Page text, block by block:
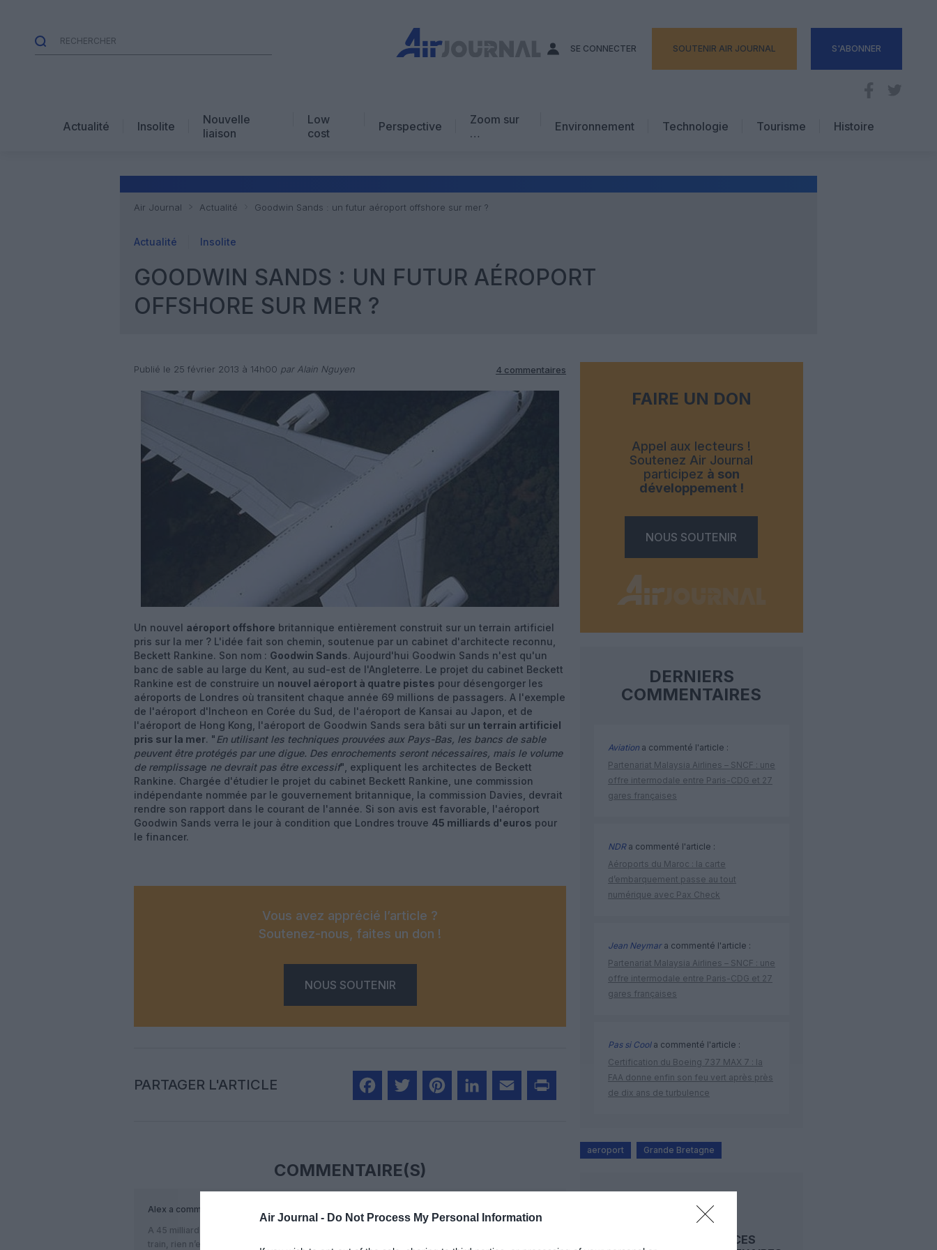
Air Journal - Do Not Process My Personal Information
SE CONNECTER SOUTENIR AIR JOURNAL S'ABONNER
Actualité Insolite
Nouvelle
liaison
Low
cost
Perspective
Zoom sur
…
Avis d’expert
Environnement Technologie
Tourisme
Hôtellerie
Histoire
Air Journal Actualité Goodwin Sands : un futur aéroport offshore sur mer ?
Actualité Insolite
GOODWIN SANDS : UN FUTUR AÉROPORT
OFFSHORE SUR MER ?
Publié le 25 février 2013 à 14h00 par Alain Nguyen 4 commentaires
Un nouvel aéroport offshore britannique entièrement construit sur un terrain artificiel
pris sur la mer ? L'idée fait son chemin, soutenue par un cabinet d'architecte reconnu,
Beckett Rankine. Son nom : Goodwin Sands. Aujourd'hui Goodwin Sands n'est qu'un
banc de sable au large du Kent, au sud-est de l'Angleterre. Le projet du cabinet Beckett
Rankine est de construire un nouvel aéroport à quatre pistes pour désengorger les
aéroports de Londres où transitent chaque année 69 millions de passagers. A l'exemple
de l'aéroport d'Incheon en Corée du Sud, de l'aéroport de Kansai au Japon, et de
l'aéroport de Hong Kong, l'aéroport de Goodwin Sands sera bâti sur un terrain artificiel
pris sur la mer. "En utilisant les techniques prouvées aux Pays-Bas, les bancs de sable
peuvent être protégés par une digue. Des enrochements seront nécessaires, mais le volume
de remplissage ne devrait pas être excessif", expliquent les architectes de Beckett
Rankine. Chargée d'étudier le projet du cabinet Beckett Rankine, une commission
indépendante nommée par le gouvernement britannique, la commission Davies, devrait
rendre son rapport dans le courant de l'année. Si son avis est favorable, l'aéroport
Goodwin Sands verra le jour à condition que Londres trouve 45 milliards d'euros pour
le financer.
Vous avez apprécié l’article ?
Soutenez-nous, faites un don !
NOUS SOUTENIR
PARTAGER L'ARTICLE
COMMENTAIRE(S)
Alex a commenté :
A 45 milliard d’euros le projet et à plus de 45 minutes du centre de Londres en
train, rien n’est fait !
FAIRE UN DON
Appel aux lecteurs !
Soutenez Air Journal
participez à son
développement !
NOUS SOUTENIR
DERNIERS
COMMENTAIRES
Aviation a commenté l'article :
Partenariat Malaysia Airlines – SNCF : une
offre intermodale entre Paris-CDG et 27
gares françaises
NDRa commenté l'article :
Aéroports du Maroc : la carte
d’embarquement passe au tout
numérique avec Pax Check
Jean Neymara commenté l'article :
Partenariat Malaysia Airlines – SNCF : une
offre intermodale entre Paris-CDG et 27
gares françaises
Pas si Coola commenté l'article :
Certification du Boeing 737 MAX 7 : la
FAA donne enfin son feu vert après près
de dix ans de turbulence
aeroport Grande Bretagne
LIRE AUSSI
REDEVANCES